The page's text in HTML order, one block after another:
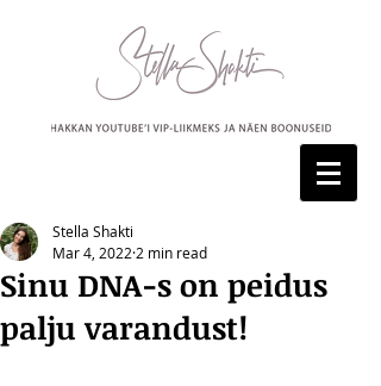
Sinu DNA-s on peidus
palju varandust!
Stella Shakti
Mar 4, 2022 2 min read